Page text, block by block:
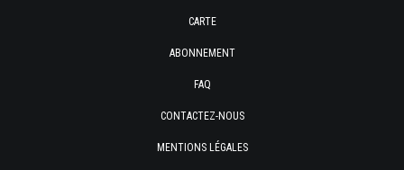
CARTE
ABONNEMENT
FAQ
CONTACTEZ-NOUS
MENTIONS LÉGALES